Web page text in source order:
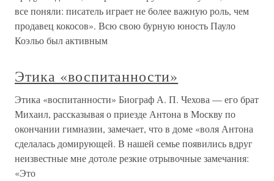
все поняли: писатель играет не более важную роль, чем
продавец кокосов». Всю свою бурную юность Пауло
Коэльо был активным
Этика «воспитанности»
Этика «воспитанности» Биограф А. П. Чехова — его брат
Михаил, рассказывая о приезде Антона в Москву по
окончании гимназии, замечает, что в доме «воля Антона
сделалась домирующей. В нашей семье появились вдруг
неизвестные мне дотоле резкие отрывочные замечания:
«Это